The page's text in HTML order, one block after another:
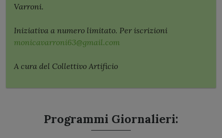
Varroni.
Iniziativa a numero limitato. Per iscrizioni
monicavarroni63@gmail.com
A cura del Collettivo Artificio
Programmi Giornalieri: